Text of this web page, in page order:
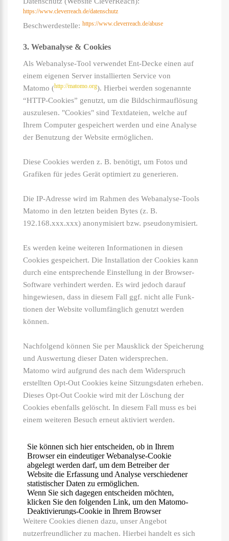
https://www.cleverreach.de/datenschutz
Beschwerdestelle: https://www.cleverreach.de/abuse
3. Webanalyse & Cookies
Als Webanalyse-Tool verwendet Ent-Decke einen auf
einem eigenen Server installierten Service von
Matomo (http://matomo.org). Hierbei werden sogenannte
“HTTP-Cookies” genutzt, um die Bildschirmauflösung
auszulesen. "Cookies" sind Textdateien, welche auf
Ihrem Computer gespeichert werden und eine Analyse
der Benutzung der Website ermöglichen.
Diese Cookies werden z. B. benötigt, um Fotos und
Grafiken für jedes Gerät optimiert zu generieren.
Die IP-Adresse wird im Rahmen des Webanalyse-Tools
Matomo in den letzten beiden Bytes (z. B.
192.168.xxx.xxx) anonymisiert bzw. pseudonymisiert.
Es werden keine weiteren Informationen in diesen
Cookies gespeichert. Die Installation der Cookies kann
durch eine ent­sprechende Ein­stellung in der Browser-
Software verhindert werden. Es wird jedoch darauf
hingewiesen, dass in diesem Fall ggf. nicht alle Funk­
tionen der Website voll­um­fäng­lich genutzt werden
können.
Nachfolgend können Sie per Mausklick der Speicherung
und Auswertung dieser Daten widersprechen.
Matomo wird aufgrund des nach dem Widerspruch
erstellten Opt-Out Cookies keine Sitzungsdaten erheben.
Dieses Opt-Out Cookie wird mit der Löschung der
Cookies ebenfalls gelöscht. In diesem Fall muss es bei
einem weiteren Besuch erneut aktiviert werden.
Weitere Cookies dienen dazu, unser Angebot
nutzerfreundlicher zu machen. Hierbei handelt es sich